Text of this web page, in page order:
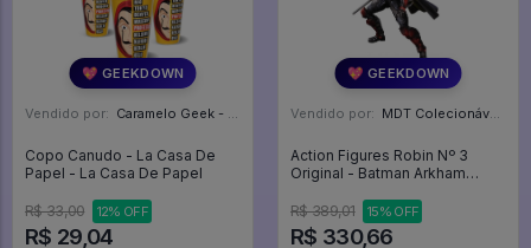
💖 GEEKDOWN
Vendido por: Caramelo Geek - DF
Copo Canudo - La Casa De
Papel - La Casa De Papel
R$ 33,00 12% OFF
R$ 29,04
💖 GEEKDOWN
Vendido por: MDT Colecionáveis - DF
Action Figures Robin Nº 3
Original - Batman Arkham
R$ 389,01
15% OFF
R$ 330,66